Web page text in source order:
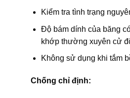
Kiểm tra tình trạng
Độ bám dính của băng
khớp thường xuyên cử
Không sử dụng khi tắm
Chống chỉ định: